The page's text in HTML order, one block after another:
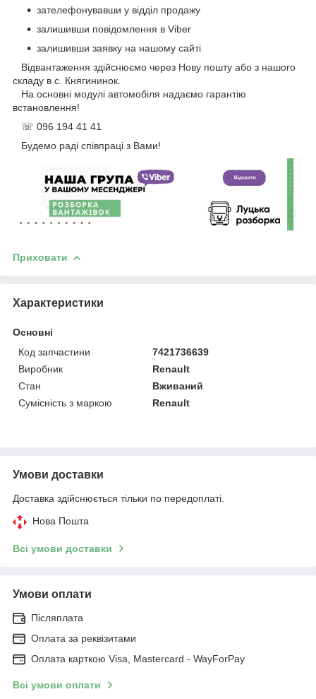
зателефонувавши у відділ продажу
залишивши повідомлення в Viber
залишивши заявку на нашому сайті
Відвантаження здійснюємо через Нову пошту або з нашого
складу в с. Княгининок.
На основні модулі автомобіля надаємо гарантію
встановлення!
☏ 096 194 41 41
Будемо раді співпраці з Вами!
Приховати
Характеристики
Основні
Код запчастини
7421736639
Виробник
Renault
Стан
Вживаний
Сумісність з маркою
Renault
Умови доставки
Доставка здійснюється тільки по передоплаті.
Нова Пошта
Всі умови доставки
Умови оплати
Післяплата
Оплата за реквізитами
Оплата карткою Visa, Mastercard - WayForPay
Всі умови оплати